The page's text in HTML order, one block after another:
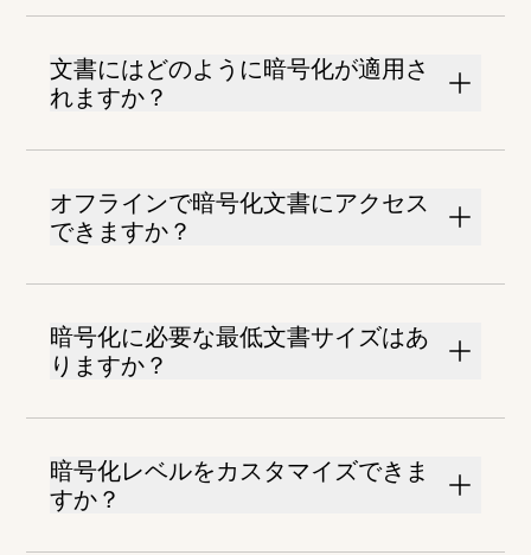
文書にはどのように暗号化が適用さ
れますか？
オフラインで暗号化文書にアクセス
できますか？
暗号化に必要な最低文書サイズはあ
りますか？
暗号化レベルをカスタマイズできま
すか？